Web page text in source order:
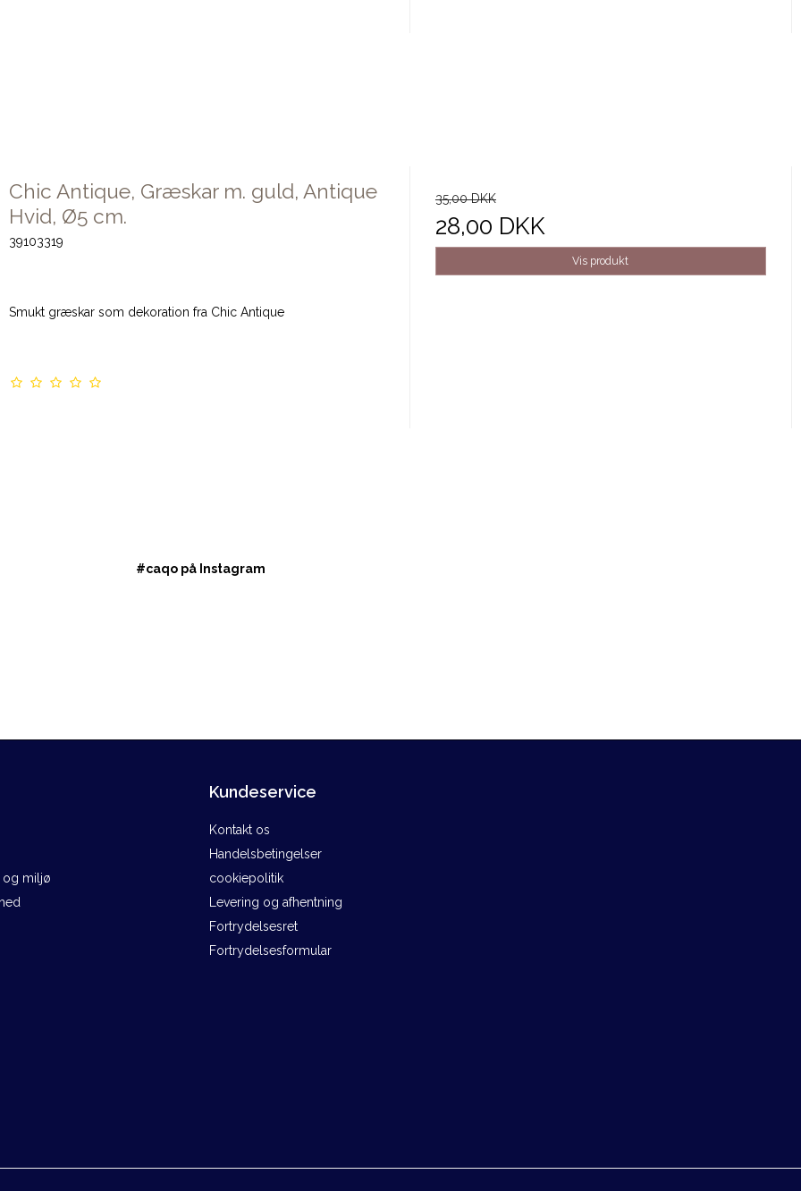
Chic Antique, Græskar m. guld, Antique
Hvid, Ø5 cm.
39103319
Smukt græskar som dekoration fra Chic Antique
35,00 DKK
28,00 DKK
Vis produkt
#caqo på Instagram
miljø
Kundeservice
Kontakt os
Handelsbetingelser
cookiepolitik
Levering og afhentning
Fortrydelsesret
Fortrydelsesformular